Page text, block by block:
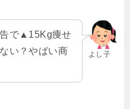
よし子
で▲15Kg痩せ
い？やばい商